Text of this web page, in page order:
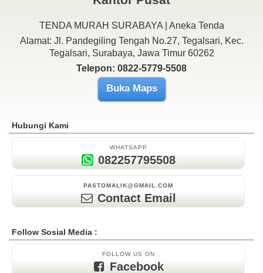
TENDA MURAH SURABAYA | Aneka Tenda
Alamat: Jl. Pandegiling Tengah No.27, Tegalsari, Kec.
Tegalsari, Surabaya, Jawa Timur 60262
Telepon: 0822-5779-5508
Buka Maps
Hubungi Kami
WHATSAPP
082257795508
PASTOMALIK@GMAIL.COM
Contact Email
Follow Sosial Media :
FOLLOW US ON
Facebook